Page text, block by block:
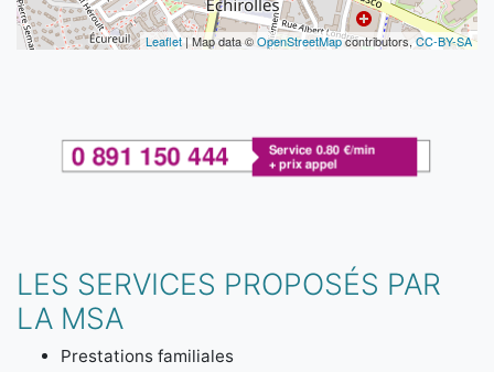
Leaflet| Map data ©OpenStreetMapcontributors,CC-BY-SA
LES SERVICES PROPOSÉS PAR
LA MSA
Prestations familiales